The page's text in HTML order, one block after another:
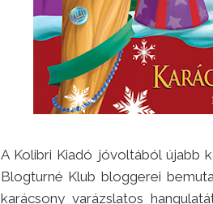
A Kolibri Kiadó jóvoltából újabb
Blogturné Klub bloggerei
karácsony varázslatos